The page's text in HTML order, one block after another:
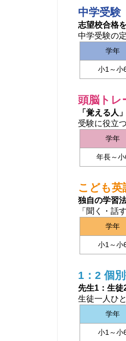
中学受験
志望校合格
中学受験の
学年
小1～小
頭脳トレ
「覚える人
受験に役立
学年
年長～
こども英
独自の学習
「聞く・話
学年
小1～小
1：2 個
先生1：生徒
生徒一人ひ
学年
小1～小